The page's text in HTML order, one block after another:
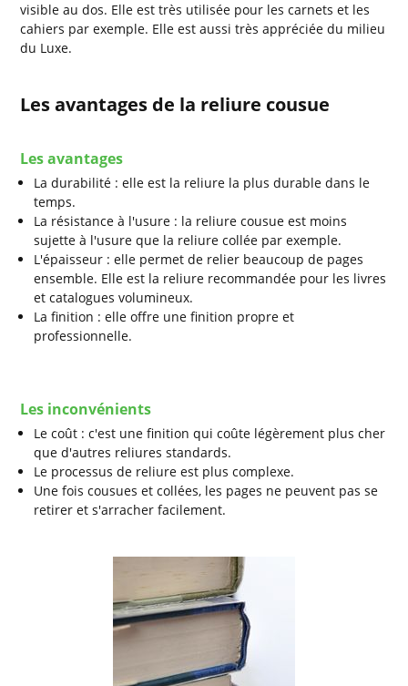
visible au dos. Elle est très utilisée pour les carnets et les
cahiers par exemple. Elle est aussi très appréciée du milieu
du Luxe.
Les avantages de la reliure cousue
Les avantages
La durabilité : elle est la reliure la plus durable dans le
temps.
La résistance à l'usure : la reliure cousue est moins
sujette à l'usure que la reliure collée par exemple.
L'épaisseur : elle permet de relier beaucoup de pages
ensemble. Elle est la reliure recommandée pour les livres
et catalogues volumineux.
La finition : elle offre une finition propre et
professionnelle.
Les inconvénients
Le coût : c'est une finition qui coûte légèrement plus cher
que d'autres reliures standards.
Le processus de reliure est plus complexe.
Une fois cousues et collées, les pages ne peuvent pas se
retirer et s'arracher facilement.